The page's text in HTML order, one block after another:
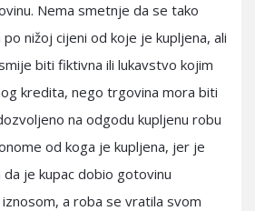
Nema smetnje da se tako
nižoj cijeni od koje je kupljena, ali
biti fiktivna ili lukavstvo kojim
kredita, nego trgovina mora biti
na odgodu kupljenu robu
od koga je kupljena, jer je
je kupac dobio gotovinu
a roba se vratila svom